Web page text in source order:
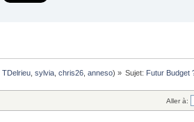
TDelrieu, sylvia, chris26, anneso) » Sujet: Futur Budget
Aller à: